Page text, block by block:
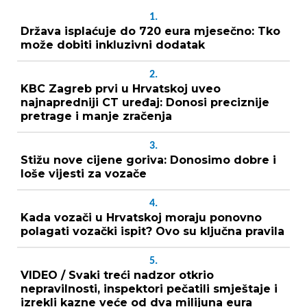
1.
Država isplaćuje do 720 eura mjesečno: Tko
može dobiti inkluzivni dodatak
2.
KBC Zagreb prvi u Hrvatskoj uveo
najnapredniji CT uređaj: Donosi preciznije
pretrage i manje zračenja
3.
Stižu nove cijene goriva: Donosimo dobre i
loše vijesti za vozače
4.
Kada vozači u Hrvatskoj moraju ponovno
polagati vozački ispit? Ovo su ključna pravila
5.
VIDEO / Svaki treći nadzor otkrio
nepravilnosti, inspektori pečatili smještaje i
izrekli kazne veće od dva milijuna eura